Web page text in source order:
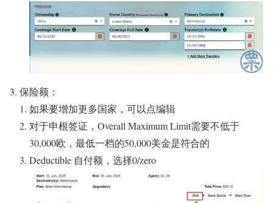
保险额：
如果要增加更多国家，可以点编辑
对于申根签证，Overall Maximum Limit需要不低于
30,000欧，最低一档的50,000美金是符合的
Deductible 自付额，选择0/zero